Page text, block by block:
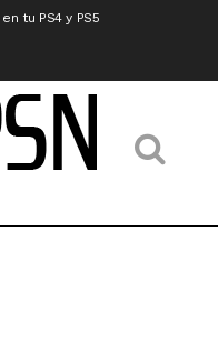
tu PS4 y PS5